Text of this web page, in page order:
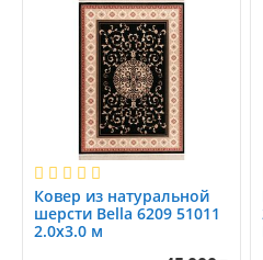
0.8x1.0
0.8x1.2
0.8x1.4
0.8x1.45
0.8x1.5
0.8x1.6
0.8x1.7
0.8x2.0
0.8x2.5
Ковер из натуральной
шерсти Bella 6209 51011
2.0x3.0 м